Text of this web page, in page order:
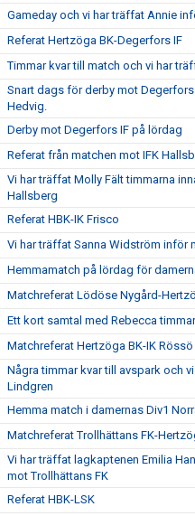
Gameday och vi har träffat Annie
Referat Hertzöga BK-Degerfors IF
Timmar kvar till match och vi har
Snart dags för derby mot
Hedvig.
Derby mot Degerfors IF på lördag
Referat från matchen mot IFK
Vi har träffat Molly Fält timmarna
Hallsberg
Referat HBK-IK Frisco
Vi har träffat Sanna Widström inför
Hemmamatch på lördag för
Matchreferat Lödöse Nygård-
Ett kort samtal med Rebecca
Matchreferat Hertzöga BK-IK Rössö
Några timmar kvar till avspark och
Lindgren
Hemma match i damernas Div1
Matchreferat Trollhättans FK-
Vi har träffat lagkaptenen Emilia
mot Trollhättans FK
Referat HBK-LSK